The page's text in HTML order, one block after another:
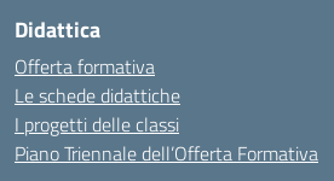
Didattica
Offerta formativa
Le schede didattiche
I progetti delle classi
Piano Triennale dell’Offerta Formativa